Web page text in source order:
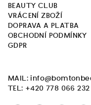
BEAUTY CLUB
VRÁCENÍ ZBOŽÍ
DOPRAVA A PLATBA
OBCHODNÍ PODMÍNKY
GDPR
MAIL:
TEL: +420 778 066 232